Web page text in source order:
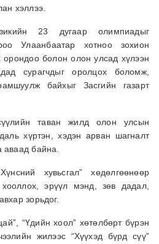
хэллээ.
23 дугаар олимпиадыг
Улаанбаатар хотноо зохион
болон олон улсад хүлээн
сурагчдыг оролцох боломж,
байхыг Засгийн газарт
таван жилд олон улсын
хүртэн, хэдэн арван шагналт
байна.
хувьсгал” хөдөлгөөнөөр
эрүүл мэнд, зөв дадал,
зорьдог.
“Үдийн хоол” хөтөлбөрт бүрэн
жилээс “Хүүхэд бүрд сүү”